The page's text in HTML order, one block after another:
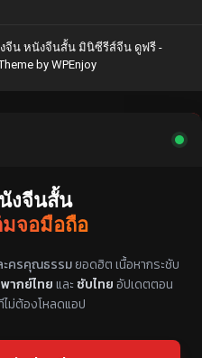
จีน หนังจีนสั้น มินิซีรีส์จีน ดูฟรี -
by WPEnjoy
งจีนสั้น
จอมือถือ
ทย ซับไทย
ะครคุณธรรมยอดฮิต เนื้อหากระชับ
พากย์ไทยและ ซับไทยอัปเดตตอน
ม่ต้องโหลดแอป